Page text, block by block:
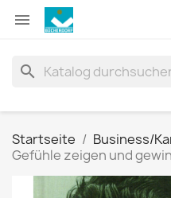

search
Startseite Business/
Gefühle zeigen und